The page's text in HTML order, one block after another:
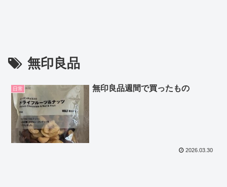
無印良品
日常 無印良品週間で買ったもの
2026.03.30